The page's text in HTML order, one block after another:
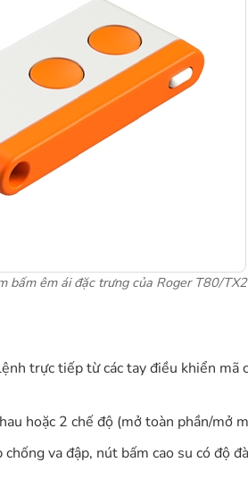
bấm êm ái đặc trưng của Roger T80/TX2
trực tiếp từ các tay điều khiển mã
hoặc 2 chế độ (mở toàn phần/mở
chống va đập, nút bấm cao su có độ